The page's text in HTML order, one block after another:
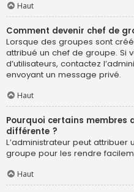
Haut
Comment devenir chef de
Lorsque des groupes sont
attribué un chef de groupe. Si
d’utilisateurs, contactez
envoyant un message privé.
Haut
Pourquoi certains membres
différente ?
L’administrateur peut attribuer
groupe pour les rendre
Haut